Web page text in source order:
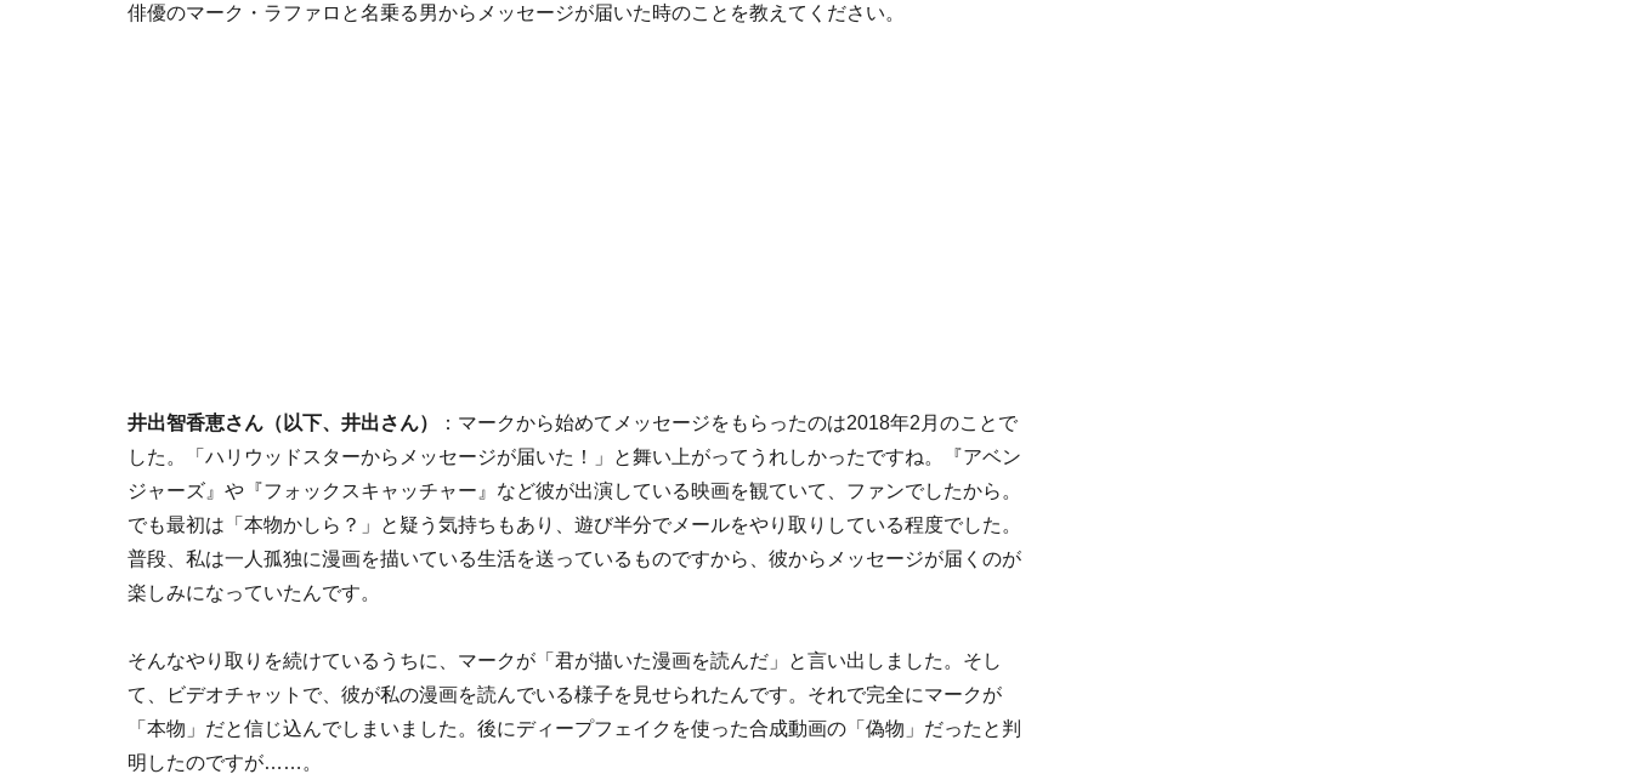
俳優のマーク・ラファロと名乗る男からメッセージが届いた時のことを教えてください。
井出智香恵さん（以下、井出さん）
：マークから始めてメッセージをもらったのは2018年2月のことで
した。「ハリウッドスターからメッセージが届いた！」と舞い上がってうれしかったですね。『アベン
ジャーズ』や『フォックスキャッチャー』など彼が出演している映画を観ていて、ファンでしたから。
でも最初は「本物かしら？」と疑う気持ちもあり、遊び半分でメールをやり取りしている程度でした。
普段、私は一人孤独に漫画を描いている生活を送っているものですから、彼からメッセージが届くのが
楽しみになっていたんです。
そんなやり取りを続けているうちに、マークが「君が描いた漫画を読んだ」と言い出しました。そし
て、ビデオチャットで、彼が私の漫画を読んでいる様子を見せられたんです。それで完全にマークが
「本物」だと信じ込んでしまいました。後にディープフェイクを使った合成動画の「偽物」だったと判
明したのですが……。